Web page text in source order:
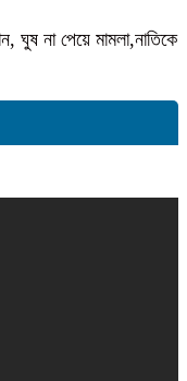
ঘুষ না পেয়ে মামলা,নাতিকে